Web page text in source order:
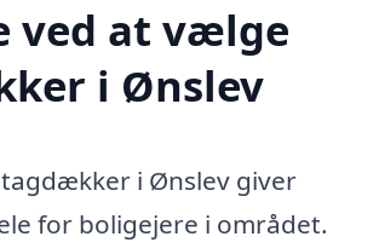
ved at vælge
i Ønslev
i Ønslev giver
for boligejere i området.